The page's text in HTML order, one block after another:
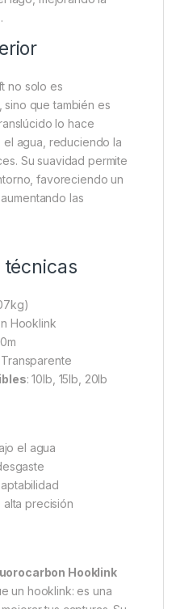
no solo es
sino que también es
lo hace
agua, reduciendo la
Su suavidad permite
favoreciendo un
las
técnicas
Hooklink
Transparente
: 10lb, 15lb, 20lb
el agua
alta precisión
Hooklink
un hooklink: es una